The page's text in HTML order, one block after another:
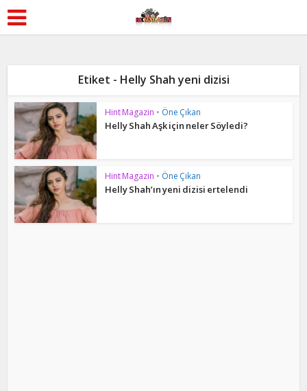
Etiket - Helly Shah yeni dizisi
Hint Magazin • Öne Çıkan
Helly Shah Aşk için neler Söyledi?
Hint Magazin • Öne Çıkan
Helly Shah’ın yeni dizisi ertelendi